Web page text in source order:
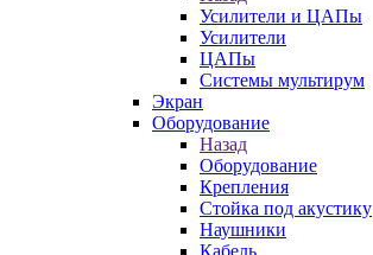
Усилители и ЦАПы
Усилители
ЦАПы
Системы мультирум
Экран
Оборудование
Назад
Оборудование
Крепления
Стойка под акустику
Наушники
Кабель